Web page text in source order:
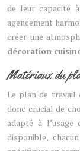
de leur capacité
agencement
créer une
décoration
Matériaux du
Le plan de
donc crucial de
adapté à
disponible,